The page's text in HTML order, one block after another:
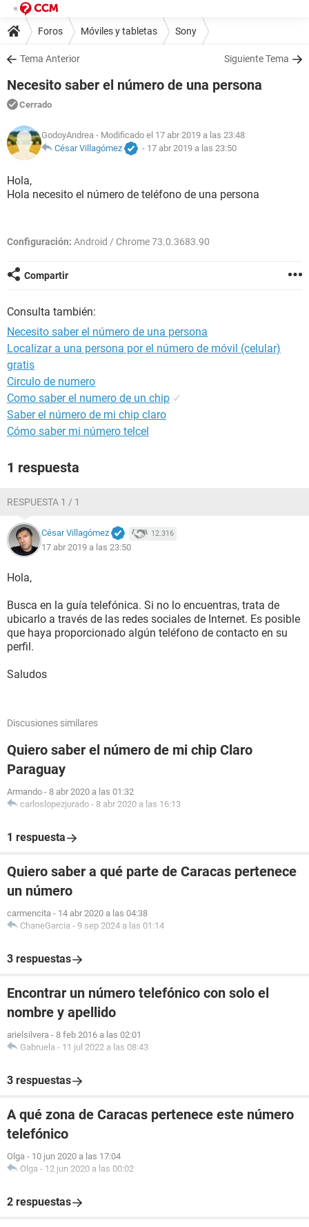
Foros Móviles y tabletas Sony
Tema Anterior Siguiente Tema
Necesito saber el número de una persona
Cerrado
GodoyAndrea - Modificado el 17 abr 2019 a las 23:48
César Villagómez
- 17 abr 2019 a las 23:50
Hola,
Hola necesito el número de teléfono de una persona
Configuración: Android / Chrome 73.0.3683.90
Compartir
Consulta también:
Necesito saber el número de una persona
Localizar a una persona por el número de móvil (celular)
gratis
Circulo de numero
Como saber el numero de un chip ✓
Saber el número de mi chip claro
Cómo saber mi número telcel
1 respuesta
RESPUESTA 1 / 1
César Villagómez 12.316
17 abr 2019 a las 23:50
Hola,
Busca en la guía telefónica. Si no lo encuentras, trata de
ubicarlo a través de las redes sociales de Internet. Es posible
que haya proporcionado algún teléfono de contacto en su
perfil.
Saludos
Discusiones similares
Quiero saber el número de mi chip Claro
Paraguay
Armando - 8 abr 2020 a las 01:32
carloslopezjurado - 8 abr 2020 a las 16:13
1 respuesta
Quiero saber a qué parte de Caracas pertenece
un número
carmencita - 14 abr 2020 a las 04:38
ChaneGarcia - 9 sep 2024 a las 01:14
3 respuestas
Encontrar un número telefónico con solo el
nombre y apellido
arielsilvera - 8 feb 2016 a las 02:01
Gabruela - 11 jul 2022 a las 08:43
3 respuestas
A qué zona de Caracas pertenece este número
telefónico
Olga - 10 jun 2020 a las 17:04
Olga - 12 jun 2020 a las 00:02
2 respuestas